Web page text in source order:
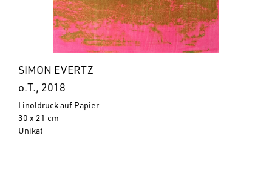
SIMON EVERTZ
o.T., 2018
Linoldruck auf Papier
30 x 21 cm
Unikat